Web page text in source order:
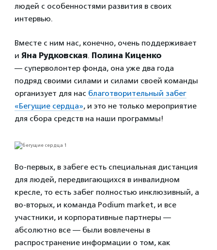
людей с особенностями развития в своих
интервью.
Вместе с ним нас, конечно, очень поддерживает
и Яна Рудковская. Полина Киценко
— суперволонтер фонда, она уже два года
подряд своими силами и силами своей команды
организует для нас благотворительный забег
«Бегущие сердца», и это не только мероприятие
для сбора средств на наши программы!
Во-первых, в забеге есть специальная дистанция
для людей, передвигающихся в инвалидном
кресле, то есть забег полностью инклюзивный, а
во-вторых, и команда Podium market, и все
участники, и корпоративные партнеры —
абсолютно все — были вовлечены в
распространение информации о том, как